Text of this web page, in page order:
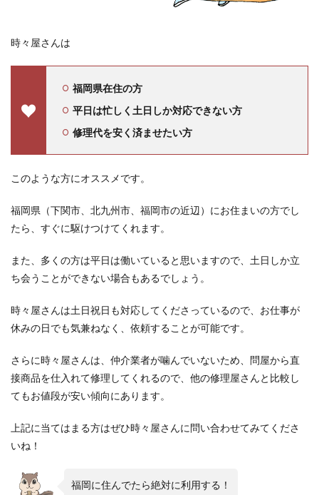
時々屋さんは
福岡県在住の方
平日は忙しく土日しか対応できない方
修理代を安く済ませたい方
このような方にオススメです。
福岡県（下関市、北九州市、福岡市の近辺）にお住まいの方でし
たら、すぐに駆けつけてくれます。
また、多くの方は平日は働いていると思いますので、土日しか立
ち会うことができない場合もあるでしょう。
時々屋さんは土日祝日も対応してくださっているので、お仕事が
休みの日でも気兼ねなく、依頼することが可能です。
さらに時々屋さんは、仲介業者が噛んでいないため、問屋から直
接商品を仕入れて修理してくれるので、他の修理屋さんと比較し
てもお値段が安い傾向にあります。
上記に当てはまる方はぜひ時々屋さんに問い合わせてみてくださ
いね！
福岡に住んでたら絶対に利用する！